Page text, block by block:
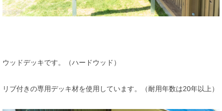
ウッドデッキです。（ハードウッド）
リブ付きの専用デッキ材を使用しています。（耐用年数は20年以上）